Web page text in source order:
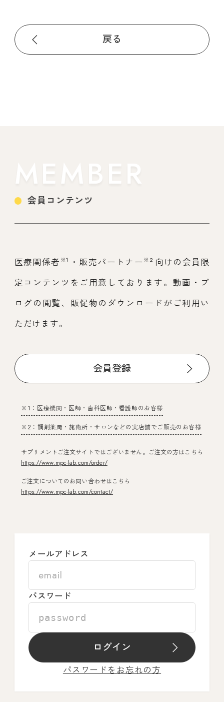
戻る
MEMBER
会員コンテンツ
医療関係者 ※1 ・販売パートナー※2 向けの会員限
定コンテンツをご用意しております。動画・ブ
ログの閲覧、販促物のダウンロードがご利用い
ただけます。
会員登録
※1：医療機関・医師・歯科医師・看護師のお客様
※2：調剤薬局・施術所・サロンなどの実店舗でご販売のお客様
サプリメントご注文サイトではございません。ご注文の方はこちら
https://www.mpc-lab.com/order/
ご注文についてのお問い合わせはこちら
https://www.mpc-lab.com/contact/
メールアドレス
パスワード
ログイン
パスワードをお忘れの方